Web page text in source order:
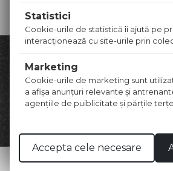
Statistici
Cookie-urile de statistică îi ajută pe
interacţionează cu site-urile prin
Marketing
Cookie-urile de marketing sunt
a afişa anunţuri relevante şi
agenţiile de puiblicitate şi părţile
Accepta cele necesare